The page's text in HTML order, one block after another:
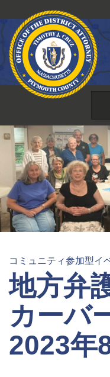
ン
テ
ツ
プ
コミュニティ参加型イ
地方弁
カーバ
2023年